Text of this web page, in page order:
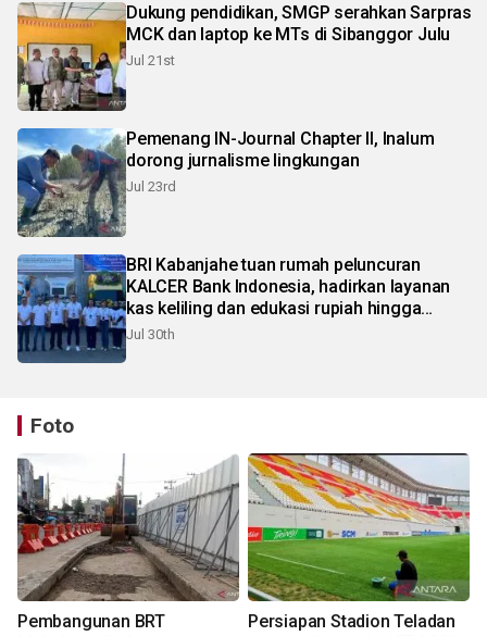
Dukung pendidikan, SMGP serahkan Sarpras
MCK dan laptop ke MTs di Sibanggor Julu
Jul 21st
Pemenang IN-Journal Chapter II, Inalum
dorong jurnalisme lingkungan
Jul 23rd
BRI Kabanjahe tuan rumah peluncuran
KALCER Bank Indonesia, hadirkan layanan
kas keliling dan edukasi rupiah hingga
pelosok Karo
Jul 30th
Foto
Pembangunan BRT
Persiapan Stadion Teladan